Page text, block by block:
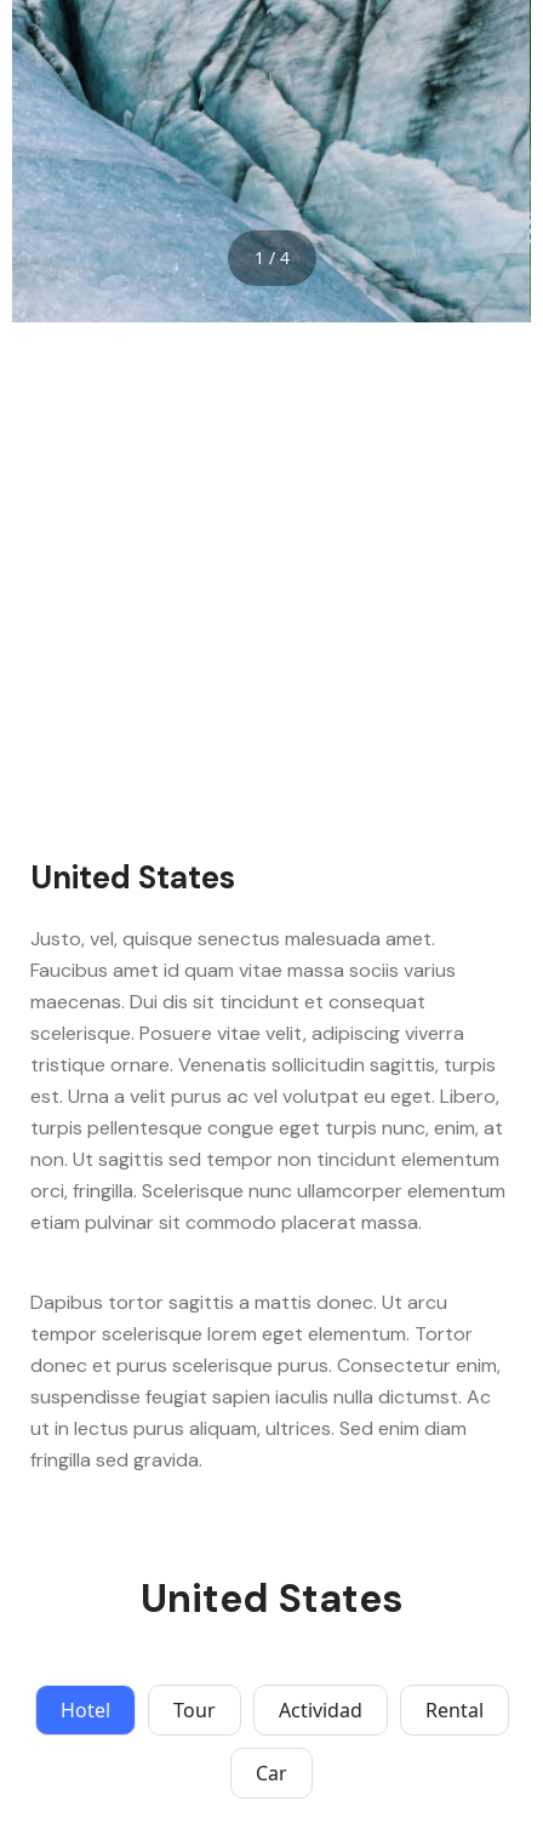
1 / 4
United States
Justo, vel, quisque senectus malesuada amet.
Faucibus amet id quam vitae massa sociis varius
maecenas. Dui dis sit tincidunt et consequat
scelerisque. Posuere vitae velit, adipiscing viverra
tristique ornare. Venenatis sollicitudin sagittis, turpis
est. Urna a velit purus ac vel volutpat eu eget. Libero,
turpis pellentesque congue eget turpis nunc, enim, at
non. Ut sagittis sed tempor non tincidunt elementum
orci, fringilla. Scelerisque nunc ullamcorper elementum
etiam pulvinar sit commodo placerat massa.
Dapibus tortor sagittis a mattis donec. Ut arcu
tempor scelerisque lorem eget elementum. Tortor
donec et purus scelerisque purus. Consectetur enim,
suspendisse feugiat sapien iaculis nulla dictumst. Ac
ut in lectus purus aliquam, ultrices. Sed enim diam
fringilla sed gravida.
United States
Hotel Tour Actividad Rental
Car